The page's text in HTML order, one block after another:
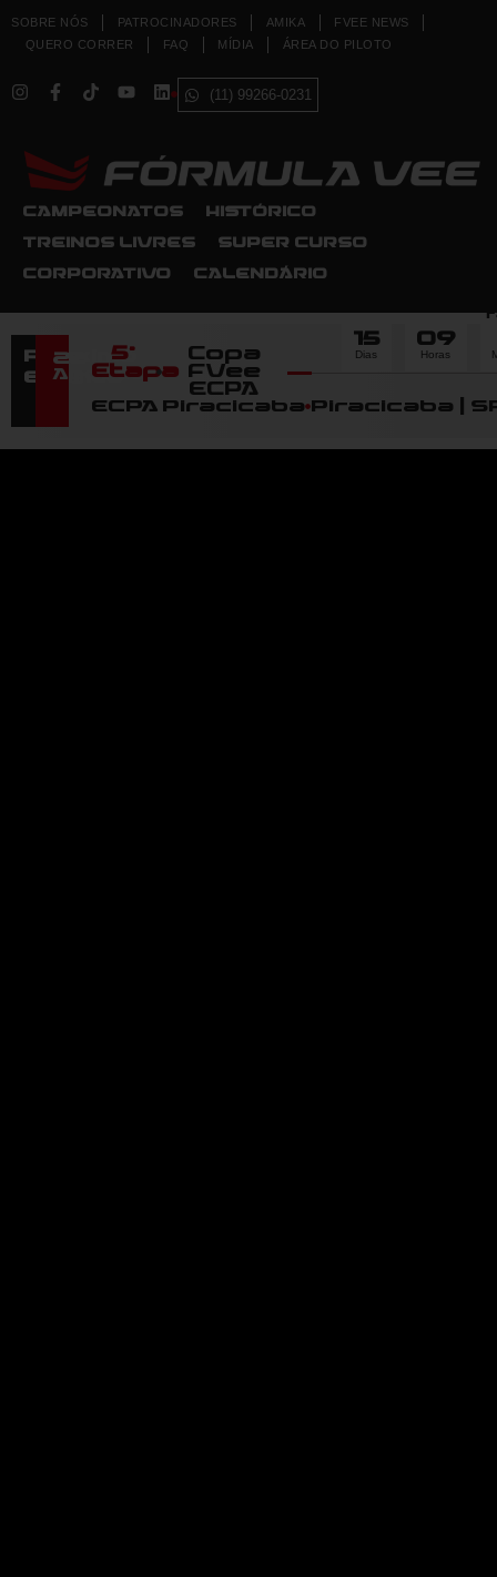
SOBRE NÓS PATROCINADORES AMIKA
FVEE NEWS
QUERO CORRER
FAQ MÍDIA ÁREA DO PILOTO
(11) 99266-0231
CAMPEONATOS HISTÓRICO
TREINOS LIVRES SUPER CURSO
CORPORATIVO CALENDÁRIO
Próximo
Evento
22
Agosto
5ª
Etapa
Copa
FVee
ECPA
ECPA Piracicaba Piracicaba |
15
Dias
09
Horas